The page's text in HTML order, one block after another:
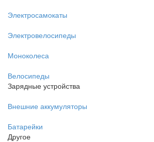
Электросамокаты
Электровелосипеды
Моноколеса
Велосипеды
Зарядные устройства
Внешние аккумуляторы
Батарейки
Другое